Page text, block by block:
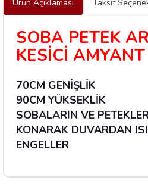
Ürün Açıklaması Taksit
SOBA PETEK
KESİCİ AMYANT
70CM GENİŞLİK
90CM YÜKSEKLİK
SOBALARIN VE
KONARAK DUVARDAN
ENGELLER